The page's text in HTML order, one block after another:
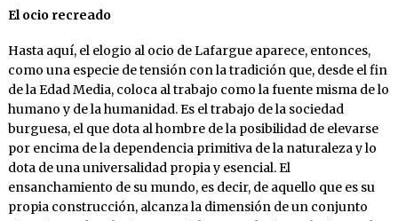
El ocio recreado
Hasta aquí, el elogio al ocio de Lafargue aparece, entonces,
como una especie de tensión con la tradición que, desde el fin
de la Edad Media, coloca al trabajo como la fuente misma de lo
humano y de la humanidad. Es el trabajo de la sociedad
burguesa, el que dota al hombre de la posibilidad de elevarse
por encima de la dependencia primitiva de la naturaleza y lo
dota de una universalidad propia y esencial. El
ensanchamiento de su mundo, es decir, de aquello que es su
propia construcción, alcanza la dimensión de un conjunto